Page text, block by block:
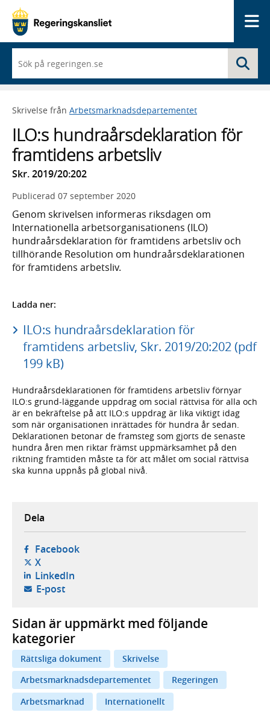
du
börjar
skriva
framträder
lista
med
sökförslag
Skrivelse från Arbetsmarknadsdepartementet
ILO:s hundraårsdeklaration för
framtidens arbetsliv
Skr. 2019/20:202
Publicerad 07 september 2020
Genom skrivelsen informeras riksdagen om
Internationella arbetsorganisationens (ILO)
hundraårsdeklaration för framtidens arbetsliv och
tillhörande Resolution om hundraårsdeklarationen
för framtidens arbetsliv.
Ladda ner:
ILO:s hundraårsdeklaration för
framtidens arbetsliv, Skr. 2019/20:202 (pdf
199 kB)
Hundraårsdeklarationen för framtidens arbetsliv förnyar
ILO:s grund-läggande uppdrag om social rättvisa för alla och
är en bekräftelse på att ILO:s uppdrag är lika viktigt idag
som när organisationen inrättades för hundra år sedan.
Deklarationen betonar de framsteg som gjorts de senaste
hundra åren men riktar främst uppmärksamhet på den
riktning framtiden måste ta för att målet om social rättvisa
ska kunna uppnås på global nivå.
Dela
Facebook- öppnas i ny flik, extern webbplats,
X- öppnas i ny flik, extern webbplats,
LinkedIn- öppnas i ny flik, extern webbplats,
E-post- öppnar din e-postklient,
Sidan är uppmärkt med följande
kategorier
Rättsliga dokument
Skrivelse
Arbetsmarknadsdepartementet
Regeringen
Arbetsmarknad
Internationellt